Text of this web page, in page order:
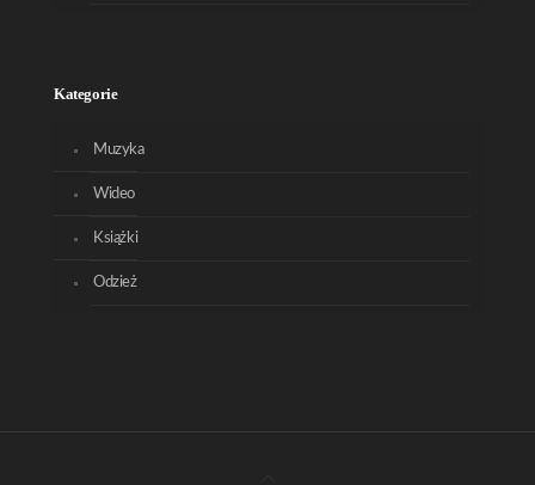
Kategorie
Muzyka
Wideo
Książki
Odzież